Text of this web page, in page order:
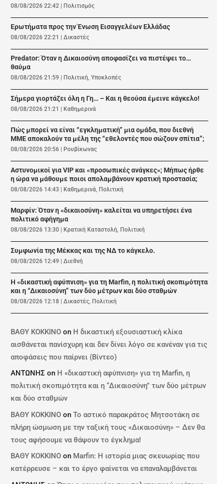
08/08/2026 22:42 | Πολιτισμός
Ερωτήματα προς την Ένωση Εισαγγελέων Ελλάδας
08/08/2026 22:21 |Δικαστές
Predator: Όταν η Δικαιοσύνη αποφασίζει να πιστέψει το…
θαύμα
08/08/2026 21:59 | Πολιτική ,Υποκλοπές
Σήμερα γιορτάζει όλη η Γη… – Και η θεούσα έμεινε κάγκελο!
08/08/2026 21:21 | Καθημερινά
Πώς μπορεί να είναι “εγκληματική” μια ομάδα, που διεθνή
ΜΜΕ αποκαλούν τα μέλη της “εθελοντές που σώζουν σπίτια”;
08/08/2026 20:56 | Ρουβίκωνας
Αστυνομικοί για VIP και «προσωπικές ανάγκες»; Μήπως ήρθε
η ώρα να μάθουμε ποιοι απολαμβάνουν κρατική προστασία;
08/08/2026 14:43 | Καθημερινά Πολιτική
Μαρφίν: Όταν η «δικαιοσύνη» καλείται να υπηρετήσει ένα
πολιτικό αφήγημα
08/08/2026 13:30 | Κρατική Καταστολή Πολιτική
Συμφωνία της Μέκκας και της ΝΔ το κάγκελο.
08/08/2026 12:49 |Διεθνή
Η «δικαστική αφύπνιση» για τη Marfin, η πολιτική σκοπιμότητα
και η “Δικαιοσύνη” των δύο μέτρων και δύο σταθμών
08/08/2026 12:18 |Δικαστές Πολιτική
ΒΑΘΥ ΚΟΚΚΙΝΟ on Η δικαστική εξουσιαστική κλίκα
αισθάνεται πανίσχυρη και δεν δίνει λόγο σε κανέναν για τις
αποφάσεις που παίρνει (Βίντεο)
ΑΝΤΩΝΗΣ on Η «δικαστική αφύπνιση» για τη Marfin, η
πολιτική σκοπιμότητα και η “Δικαιοσύνη” των δύο μέτρων
και δύο σταθμών
ΒΑΘΥ ΚΟΚΚΙΝΟ onΤο αστικό παρακράτος Μητσοτάκη σε
πλήρη ώσμωση με την ταξική τους «Δικαιοσύνη» – Δεν θα
τους αφήσουμε να θάψουν το έγκλημα!
ΒΑΘΥ ΚΟΚΚΙΝΟ on Marfin: Η ιστορία μιας σκευωρίας που
κατέρρευσε – και το έργο φαίνεται να επαναλαμβάνεται